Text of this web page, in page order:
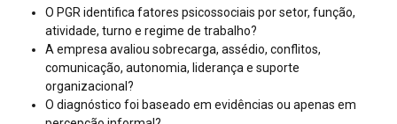
O PGR identifica fatores psicossociais por setor, função,
atividade, turno e regime de trabalho?
A empresa avaliou sobrecarga, assédio, conflitos,
comunicação, autonomia, liderança e suporte
organizacional?
O diagnóstico foi baseado em evidências ou apenas em